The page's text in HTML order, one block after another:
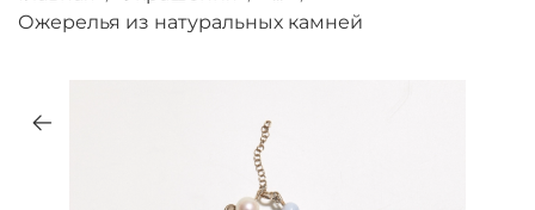
Ожерелья из натуральных камней